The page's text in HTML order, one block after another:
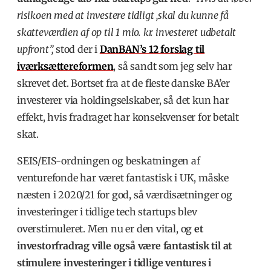
risikoen med at investere tidligt ,skal du kunne få
skatteværdien af op til 1 mio. kr. investeret udbetalt
upfront”,stod der i DanBAN’s 12 forslag til
iværksættereformen, så sandt som jeg selv har
skrevet det. Bortset fra at de fleste danske BA’er
investerer via holdingselskaber, så det kun har
effekt, hvis fradraget har konsekvenser for betalt
skat.
SEIS/EIS-ordningen og beskatningen af
venturefonde har været fantastisk i UK, måske
næsten i 2020/21 for god, så værdisætninger og
investeringer i tidlige tech startups blev
overstimuleret. Men nu er den vital, og et
investorfradrag ville også være fantastisk til at
stimulere investeringer i tidlige ventures i